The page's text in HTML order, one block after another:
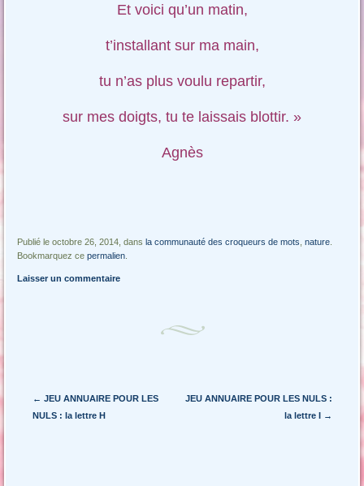
Et voici qu’un matin,
t’installant sur ma main,
tu n’as plus voulu repartir,
sur mes doigts, tu te laissais blottir. »
Agnès
Publié le octobre 26, 2014, dansla communauté des croqueurs de mots ,nature
Bookmarquez cepermalien
Laisser un commentaire
Navigation des articles
← JEU ANNUAIRE POUR LES
NULS : la lettre H
JEU ANNUAIRE POUR LES NULS :
la lettre I →